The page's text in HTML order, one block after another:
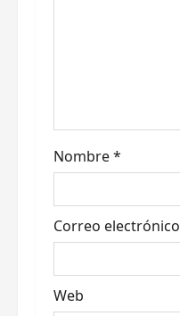
n
t
r
d
Nombre*
Correo electrónico
Web